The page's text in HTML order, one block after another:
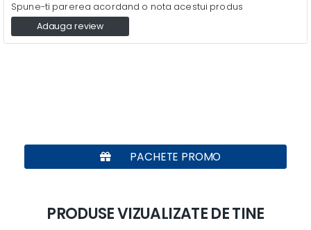
Spune-ti parerea acordand o nota acestui produs
Adauga review
PACHETE PROMO
PRODUSE VIZUALIZATE DE TINE